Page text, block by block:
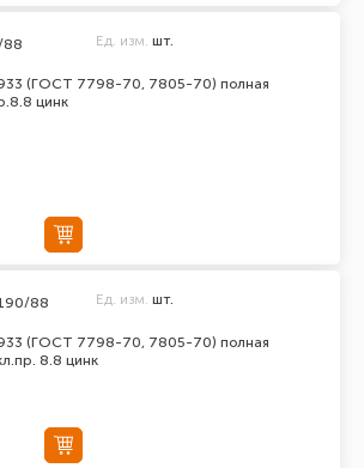
(ГОСТ 7798-70, 7805-70) полная
цинк
88 Ед. изм. шт.
(ГОСТ 7798-70, 7805-70) полная
8.8 цинк
88 Ед. изм. шт.